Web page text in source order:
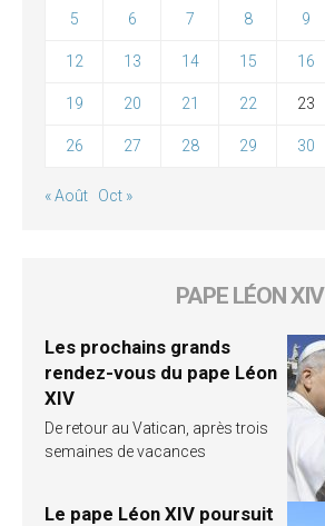
5 6 7 8 9
12 13 14 15 16
19 20 21 22 23
26 27 28 29 30
« Août Oct »
PAPE LÉON XIV
Les prochains grands
rendez-vous du pape Léon
XIV
De retour au Vatican, après trois
semaines de vacances
Le pape Léon XIV poursuit